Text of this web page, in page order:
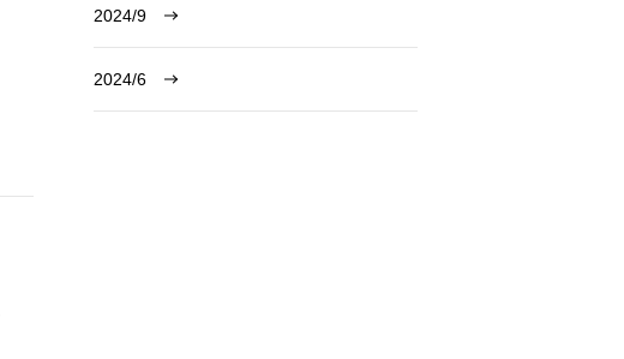
2024/9
2024/6